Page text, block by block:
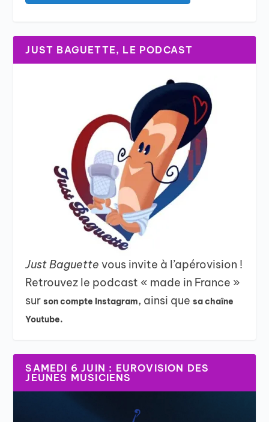
JUST BAGUETTE, LE PODCAST
Just Baguettevous invite à l’apérovision !
Retrouvez le podcast « made in France »
surson compte Instagram, ainsi quesa chaîne
Youtube.
SAMEDI 6 JUIN : EUROVISION DES
JEUNES MUSICIENS